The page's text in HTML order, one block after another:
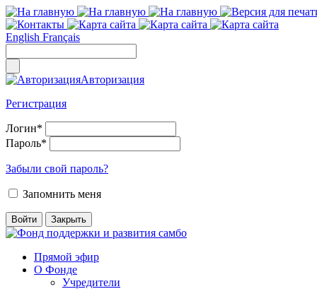
English Français
Авторизация
Регистрация
Логин*
Пароль*
Забыли свой пароль?
Запомнить меня
Прямой эфир
О Фонде
Учредители